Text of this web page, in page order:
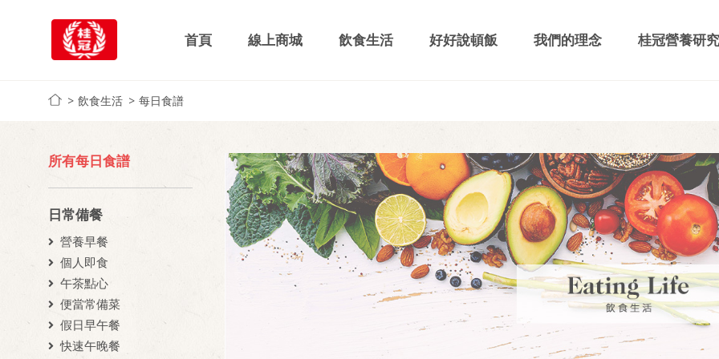
首頁 線上商城 飲食生活 好好說頓飯 我們的理念 桂冠營養研
飲食生活 每日食譜
所有每日食譜
日常備餐
營養早餐
個人即食
午茶點心
便當常備菜
假日早午餐
快速午晚餐